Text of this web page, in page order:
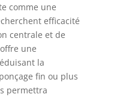
comme une
efficacité
centrale et de
une
la
fin ou plus
permettra